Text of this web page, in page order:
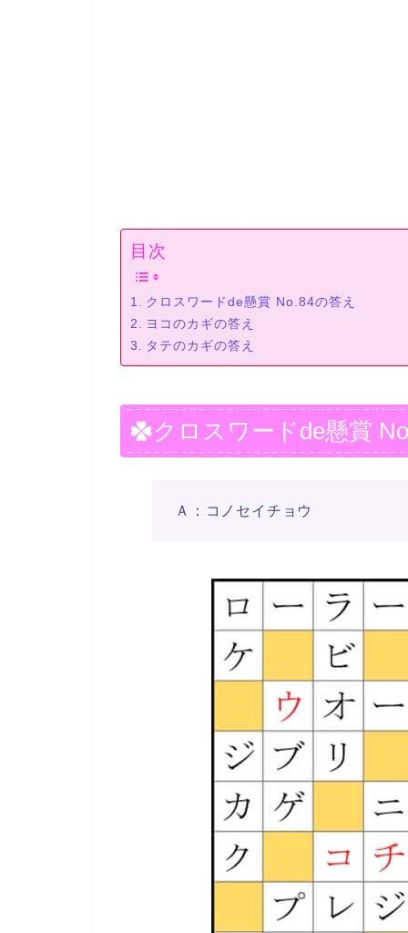
目次
クロスワードde懸賞 No.84の答え
ヨコのカギの答え
タテのカギの答え
クロスワードde懸賞
Ａ：コノセイチョウ